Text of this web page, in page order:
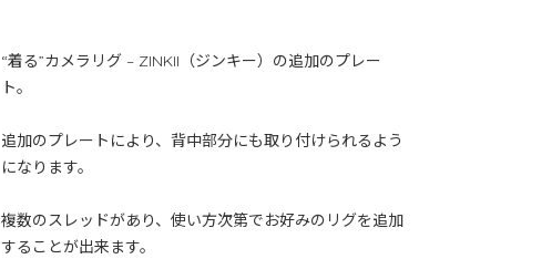
“着る”カメラリグ – ZINKII（ジンキー）の追加のプレー
ト。
追加のプレートにより、背中部分にも取り付けられるよう
になります。
複数のスレッドがあり、使い方次第でお好みのリグを追加
することが出来ます。